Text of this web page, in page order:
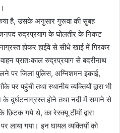
है, उसके अनुसार गुरूवा की सुबह
रुद्रप्रयाग के घोलतीर के निकट
होकर हाईवे से सीधे खाई में गिरकर
प्रातःकाल रुद्रप्रयाग से बदरीनाथ
पर जिला पुलिस, अग्निशमन इकाई,
पहुंची तथा स्थानीय व्यक्तियों द्वारा भी
के दुर्घटनाग्रस्त होने तथा नदी में समाने से
छिटक गये थे, का रेस्क्यू टीमों द्वारा
लाया गया। इन घायल व्यक्तियों को